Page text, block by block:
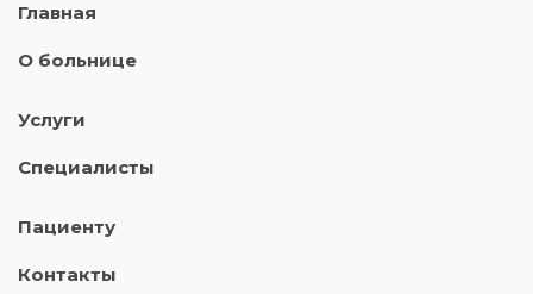
Главная
О больнице
Услуги
Специалисты
Пациенту
Контакты